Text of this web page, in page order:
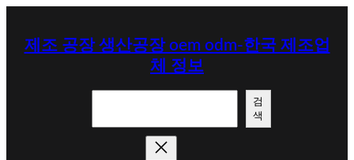
제조 공장 생산공장 oem odm-한국 제조업
체 정보
검
색